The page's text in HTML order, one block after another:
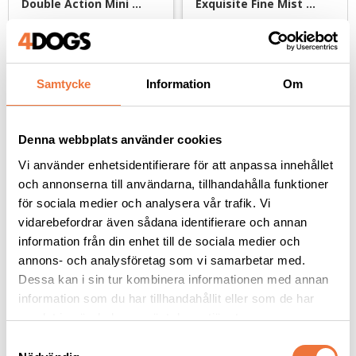
Samtycke Information Om
Denna webbplats använder cookies
Vi använder enhetsidentifierare för att anpassa innehållet
och annonserna till användarna, tillhandahålla funktioner
för sociala medier och analysera vår trafik. Vi
vidarebefordrar även sådana identifierare och annan
information från din enhet till de sociala medier och
annons- och analysföretag som vi samarbetar med.
Dessa kan i sin tur kombinera informationen med annan
information som du har tillhandahållit eller som de har
samlat in när du har använt deras tjänster.
Double Action Mini
169kr
Exquisite Fine Mist
Andra köpte även